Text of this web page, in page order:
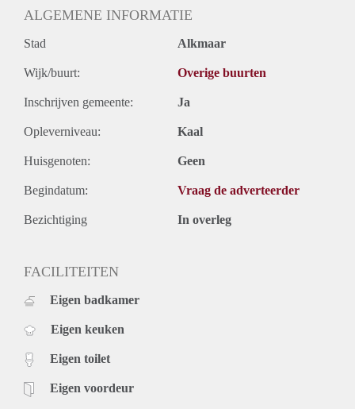
ALGEMENE INFORMATIE
Stad Alkmaar
Wijk/buurt: Overige buurten
Inschrijven gemeente: Ja
Opleverniveau: Kaal
Huisgenoten: Geen
Begindatum: Vraag de adverteerder
Bezichtiging In overleg
FACILITEITEN
Eigen badkamer
Eigen keuken
Eigen toilet
Eigen voordeur